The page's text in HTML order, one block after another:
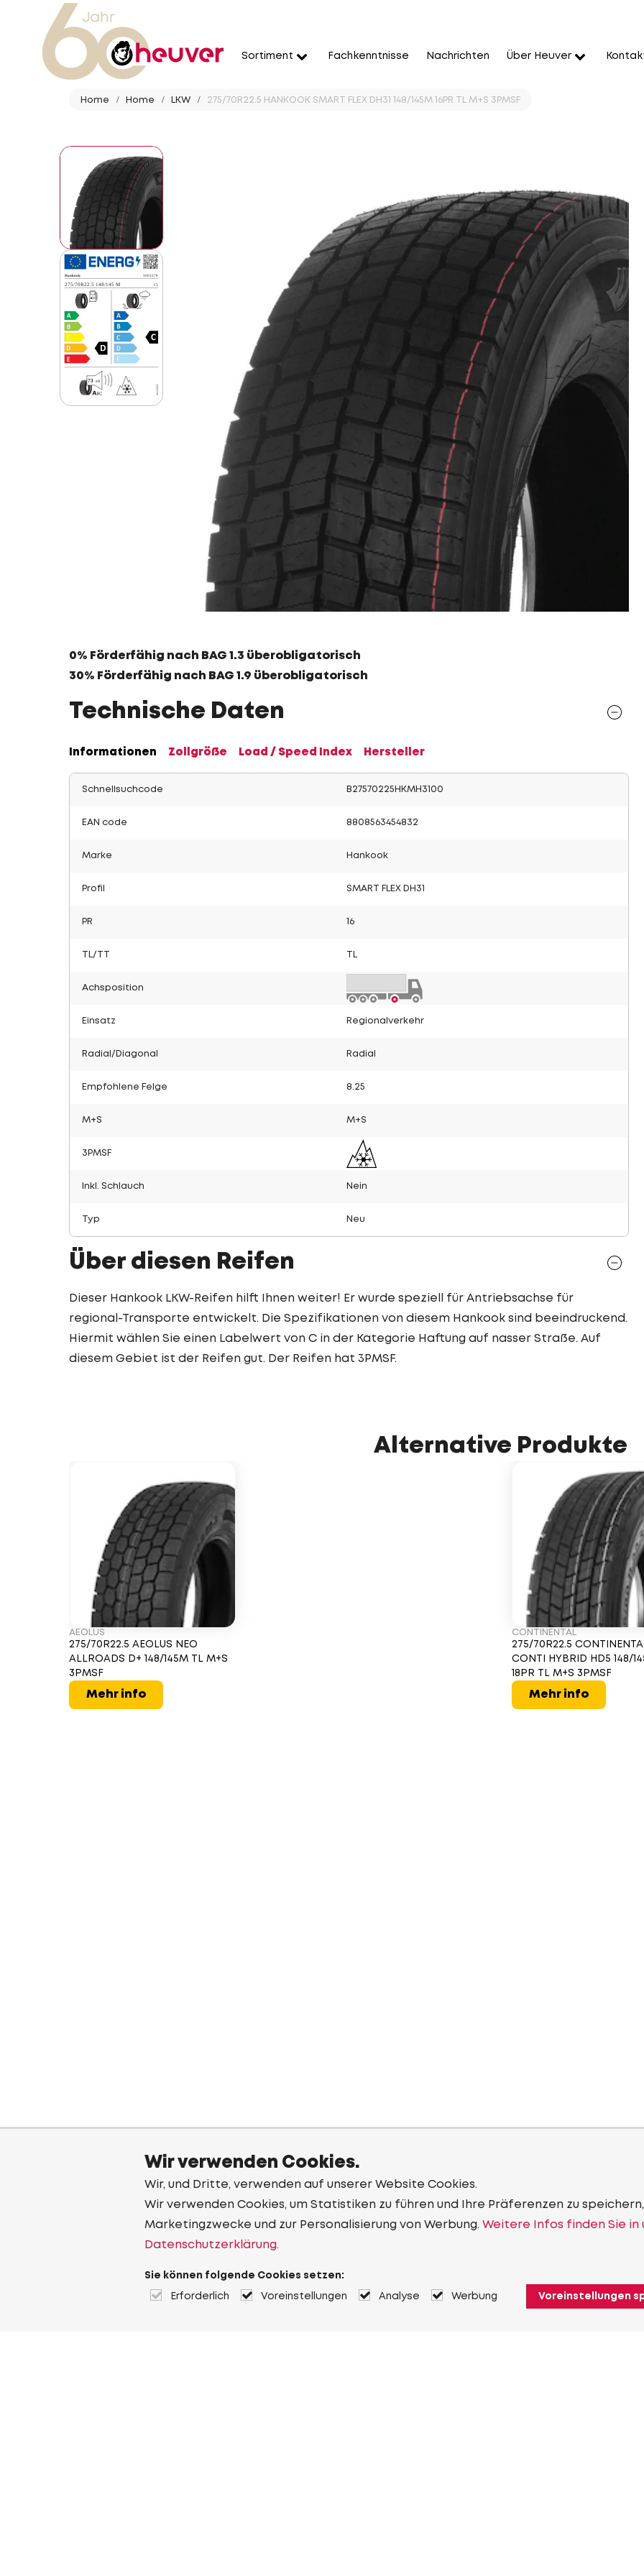
Sortiment Fachkenntnisse Nachrichten Über Heuver
Home Home LKW 275/70R22.5 HANKOOK SMART FLEX DH31 148/145M 16PR TL M+S 3PMSF
0% Förderfähig nach BAG 1.3 überobligatorisch
30% Förderfähig nach BAG 1.9 überobligatorisch
Technische Daten
Informationen Zollgröße Load / Speed Index Hersteller
Schnellsuchcode B27570225HKMH3100
EAN code 8808563454832
Marke Hankook
Profil SMART FLEX DH31
PR 16
TL/TT
Achsposition
Einsatz Regionalverkehr
Radial/Diagonal Radial
Empfohlene Felge 8.25
M+S M+S
3PMSF
Inkl. Schlauch Nein
Typ Neu
Über diesen Reifen
Dieser Hankook LKW-Reifen hilft Ihnen weiter! Er wurde speziell für Antriebsachse für
regional-Transporte entwickelt. Die Spezifikationen von diesem Hankook sind beeindruckend.
Hiermit wählen Sie einen Labelwert von C in der Kategorie Haftung auf nasser Straße. Auf
diesem Gebiet ist der Reifen gut. Der Reifen hat 3PMSF.
Alternative Produkte
AEOLUS
275/70R22.5 AEOLUS NEO
ALLROADS D+ 148/145M TL M+S
3PMSF
Mehr info
CONTINENTAL
275/70R22.5
CONTI HYBRID HD5 148/
18PR TL M+S 3PMSF
Mehr info
Wir verwenden Cookies.
Wir, und Dritte, verwenden auf unserer Website Cookies.
Wir verwenden Cookies, um Statistiken zu führen und Ihre Präferenzen zu
Marketingzwecke und zur Personalisierung von Werbung. Weitere Infos finden Sie in
Datenschutzerklärung.
Sie können folgende Cookies setzen:
Erforderlich Voreinstellungen Analyse Werbung Voreinstellungen